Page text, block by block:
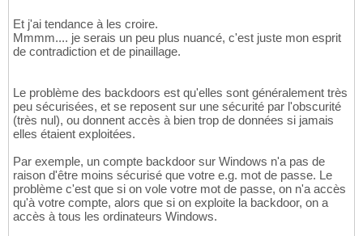
Et j'ai tendance à les croire.
Mmmm.... je serais un peu plus nuancé, c'est juste mon esprit
de contradiction et de pinaillage.
Le problème des backdoors est qu'elles sont généralement très
peu sécurisées, et se reposent sur une sécurité par l'obscurité
(très nul), ou donnent accès à bien trop de données si jamais
elles étaient exploitées.
Par exemple, un compte backdoor sur Windows n'a pas de
raison d'être moins sécurisé que votre e.g. mot de passe. Le
problème c'est que si on vole votre mot de passe, on n'a accès
qu'à votre compte, alors que si on exploite la backdoor, on a
accès à tous les ordinateurs Windows.